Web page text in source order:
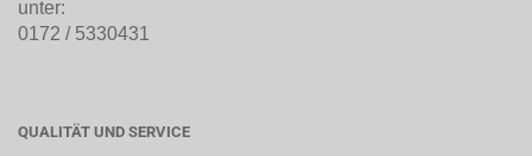
unter:
0172 / 5330431
QUALITÄT UND SERVICE